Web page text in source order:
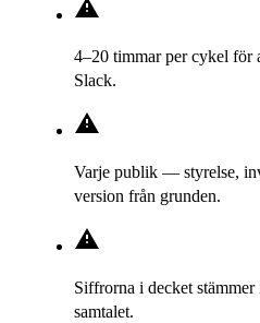
4–20 timmar per cykel för
Slack.
Varje publik — styrelse,
version från grunden.
Siffrorna i decket
samtalet.